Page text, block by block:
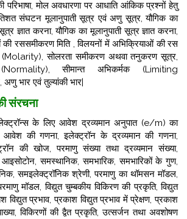
परिभाषा,मोल अवधारणा पर आधाति आंकिक प्रश्नों हेतु
संघटन मूलानुपाती सूत्र एवं अणु सूत्र, यौगिक का
ज्ञात करना, यौगिक का मूलानुपाती सूत्र ज्ञात करना,
की रससमीकरण मिति , विलयनों में अभिक्रियाओं की रस
(Molarity),सोलरता समीकरण अथवा तनुकरण सूत्र,
(Normality), सीमान्त अभिकर्मक (Limiting
भार एवं तुल्यांकी भार|
संरचना
के लिए आवेश द्रव्यमान अनुपात (e/m) का
आवेश की गणना, इलेक्ट्रॉन के द्रव्यमान की गणना,
की खोज, परमाणु संख्या तथा द्रव्यमान संख्या,
आइसोटोन,समस्थानिक, समभारिक, समभारिकों के गुण,
समइलेक्ट्रॉनिक श्रेणी, परमाणु का थॉमसन मॉडल,
मॉडल, विद्युत चुम्बकीय विकिरण की प्रकृति, विद्युत
विद्युत प्रभाव, प्रकाश विद्युत प्रभाव में प्रेक्षण, प्रकाश
विकिरणों की द्वैत प्रकृति, उत्सर्जन तथा अवशोषण